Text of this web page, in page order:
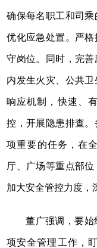
确保每名职工和司乘
优化应急处置。严
守岗位。同时，完
内发生火灾、公共
响应机制，快速、
控，开展隐患排查
项重要的任务，在
厅、广场等重点部位
加大安全管控力度，
董广强调，要
项安全管理工作，